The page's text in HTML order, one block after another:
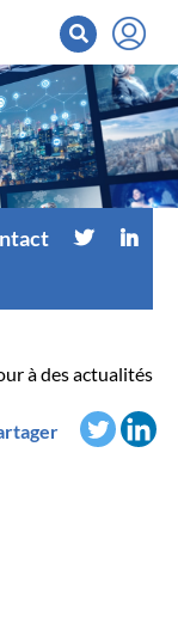
à des actualités